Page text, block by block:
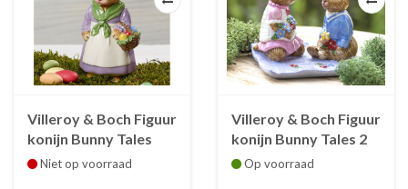
Villeroy & Boch Figuur
konijn Bunny Tales
Mama Emma 14,5 cm
Niet op voorraad
Villeroy & Boch Figuur
konijn Bunny Tales 2
Paashazen 8x8x8 cm
Op voorraad